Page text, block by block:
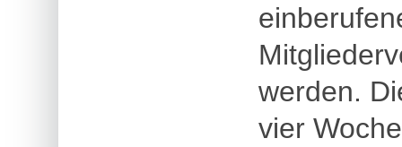
werden.
vier